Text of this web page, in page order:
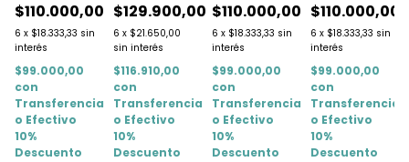
Wave Mujer
$110.000,00
6 x $18.333,33 sin
interés
$99.000,00
con
Transferencia
o Efectivo
10%
Descuento
Core 26
Mujer
$129.900,00
6 x $21.650,00
sin interés
$116.910,00
con
Transferencia
o Efectivo
10%
Descuento
Wave
Hombre
$110.000,00
6 x $18.333,33 sin
interés
$99.000,00
con
Transferencia
o Efectivo
10%
Descuento
Blanca Wave
Mujer
$110.000,00
6 x $18.333,33 sin
interés
$99.000,00
con
Transferencia
o Efectivo
10%
Descuento